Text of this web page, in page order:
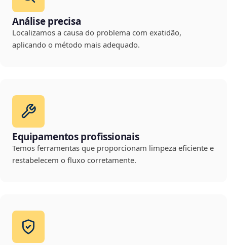
Análise precisa
Localizamos a causa do problema com exatidão,
aplicando o método mais adequado.
Equipamentos profissionais
Temos ferramentas que proporcionam limpeza eficiente e
restabelecem o fluxo corretamente.